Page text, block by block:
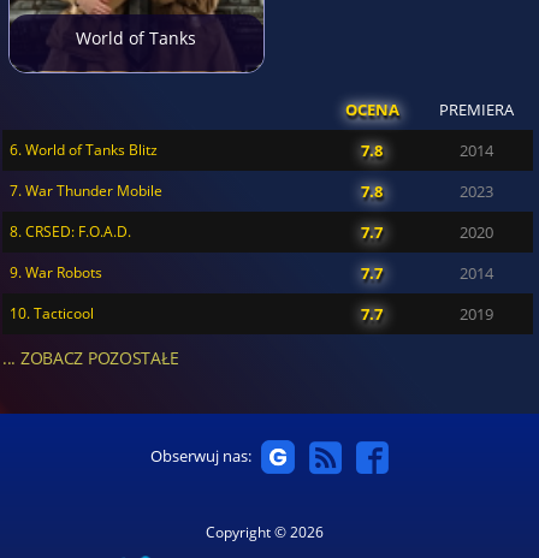
World of Tanks
OCENA PREMIERA
6. World of Tanks Blitz 7.8 2014
7. War Thunder Mobile 7.8 2023
8. CRSED: F.O.A.D. 7.7 2020
9. War Robots 7.7 2014
10. Tacticool 7.7 2019
... ZOBACZ POZOSTAŁE
Obserwuj nas:
Copyright © 2026